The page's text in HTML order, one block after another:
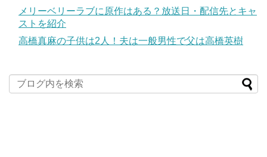
メリーベリーラブに原作はある？放送日・配信先とキャ
ストを紹介
高橋真麻の子供は2人！夫は一般男性で父は高橋英樹